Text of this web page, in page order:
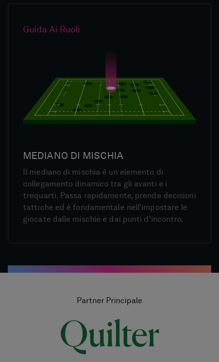
Guida Ai Ruoli
MEDIANO DI MISCHIA
Il mediano di mischia è un elemento di
collegamento dinamico tra gli avanti e i
trequarti. Passa rapidamente, prende decisioni
tattiche ed è fondamentale nell'impostare le
giocate dalle mischie e dai punti d'incontro.
Partner Principale